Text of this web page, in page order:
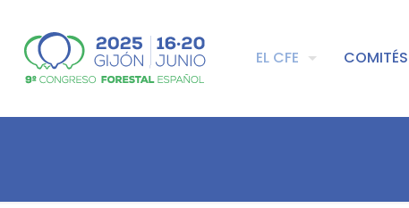
EL CFE COMITÉS